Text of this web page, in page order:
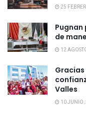
25
Pugnan
de
12
Gracias
Valles
10 JUNIO,